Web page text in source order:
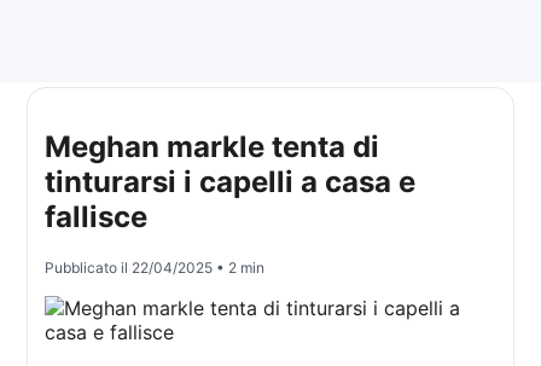
Meghan markle tenta di
tinturarsi i capelli a casa e
fallisce
Pubblicato il 22/04/2025 • 2 min